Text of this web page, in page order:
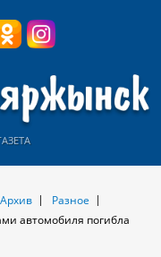
Разное
автомобиля погибла